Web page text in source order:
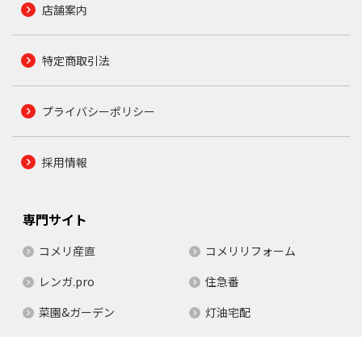
店舗案内
特定商取引法
プライバシーポリシー
採用情報
専門サイト
コメリ産直
コメリリフォーム
レンガ.pro
住急番
菜園&ガーデン
灯油宅配